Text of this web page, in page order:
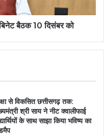
बैठक 10 दिसंबर को
से विकसित छत्तीसगढ़ तक:
श्री साय ने नीट क्वालीफाई
के साथ साझा किया भविष्य का